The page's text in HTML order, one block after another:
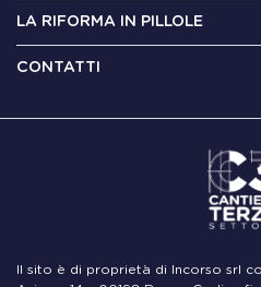
LA RIFORMA IN PILLOLE
CONTATTI
Il sito è di proprietà di Incorso srl